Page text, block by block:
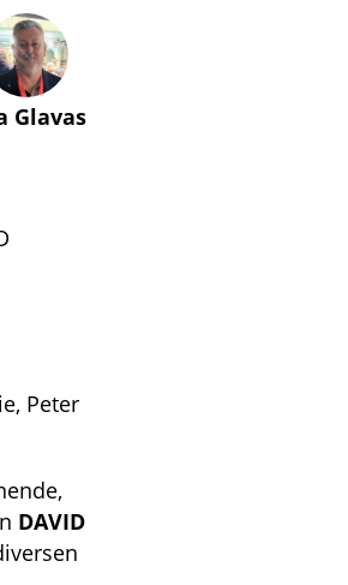
Glavas
Peter
DAVID